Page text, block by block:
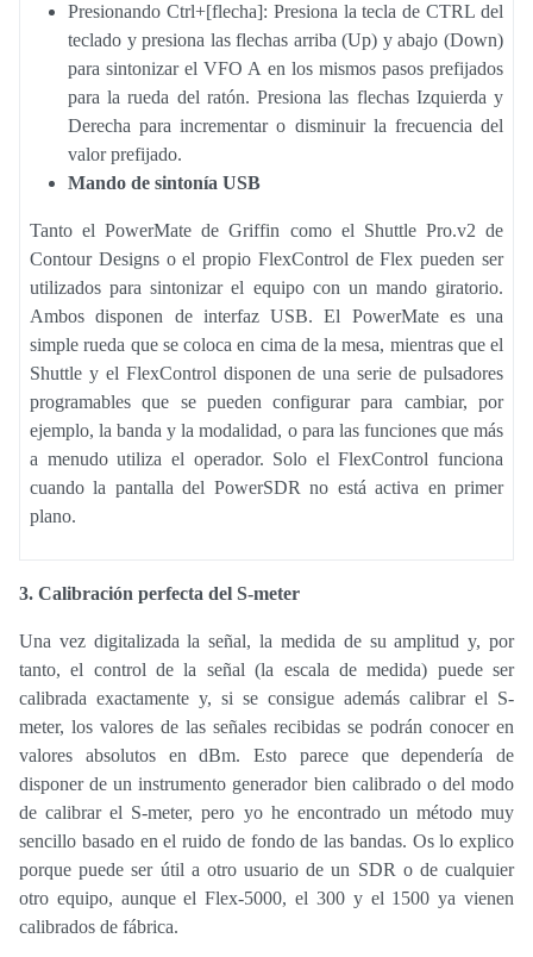
Presionando Ctrl+[flecha]: Presiona la tecla de CTRL del
teclado y presiona las flechas arriba (Up) y abajo (Down)
para sintonizar el VFO A en los mismos pasos prefijados
para la rueda del ratón. Presiona las flechas Izquierda y
Derecha para incrementar o disminuir la frecuencia del
valor prefijado.
Mando de sintonía USB
Tanto el PowerMate de Griffin como el Shuttle Pro.v2 de
Contour Designs o el propio FlexControl de Flex pueden ser
utilizados para sintonizar el equipo con un mando giratorio.
Ambos disponen de interfaz USB. El PowerMate es una
simple rueda que se coloca en cima de la mesa, mientras que el
Shuttle y el FlexControl disponen de una serie de pulsadores
programables que se pueden configurar para cambiar, por
ejemplo, la banda y la modalidad, o para las funciones que más
a menudo utiliza el operador. Solo el FlexControl funciona
cuando la pantalla del PowerSDR no está activa en primer
plano.
3. Calibración perfecta del S-meter
Una vez digitalizada la señal, la medida de su amplitud y, por
tanto, el control de la señal (la escala de medida) puede ser
calibrada exactamente y, si se consigue además calibrar el S-
meter, los valores de las señales recibidas se podrán conocer en
valores absolutos en dBm. Esto parece que dependería de
disponer de un instrumento generador bien calibrado o del modo
de calibrar el S-meter, pero yo he encontrado un método muy
sencillo basado en el ruido de fondo de las bandas. Os lo explico
porque puede ser útil a otro usuario de un SDR o de cualquier
otro equipo, aunque el Flex-5000, el 300 y el 1500 ya vienen
calibrados de fábrica.